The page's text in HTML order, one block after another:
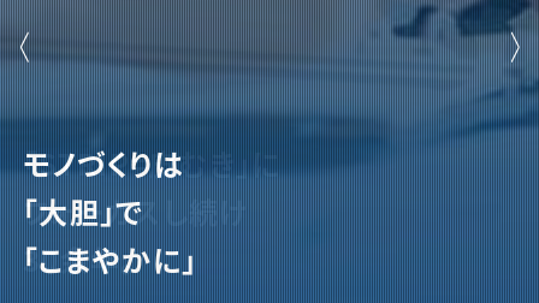
水戸市から
「全世界」につながる。
水戸の堀町から、全世界の製造業を支える品質とテクノロ
「STRIP=皮むき」に
フォーカスし続け
30余年。
モノづくりは
「大胆」で
「こまやかに」